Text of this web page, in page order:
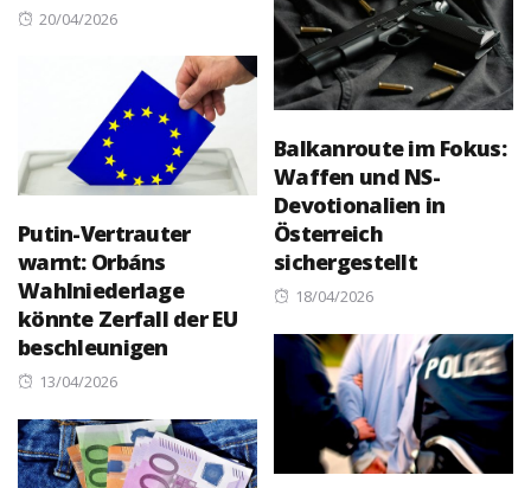
Posted
20/04/2026
Balkanroute im Fokus:
Waffen und NS-
Devotionalien in
Österreich
sichergestellt
Posted
18/04/2026
Putin-Vertrauter
warnt: Orbáns
Wahlniederlage
könnte Zerfall der EU
beschleunigen
Posted
13/04/2026